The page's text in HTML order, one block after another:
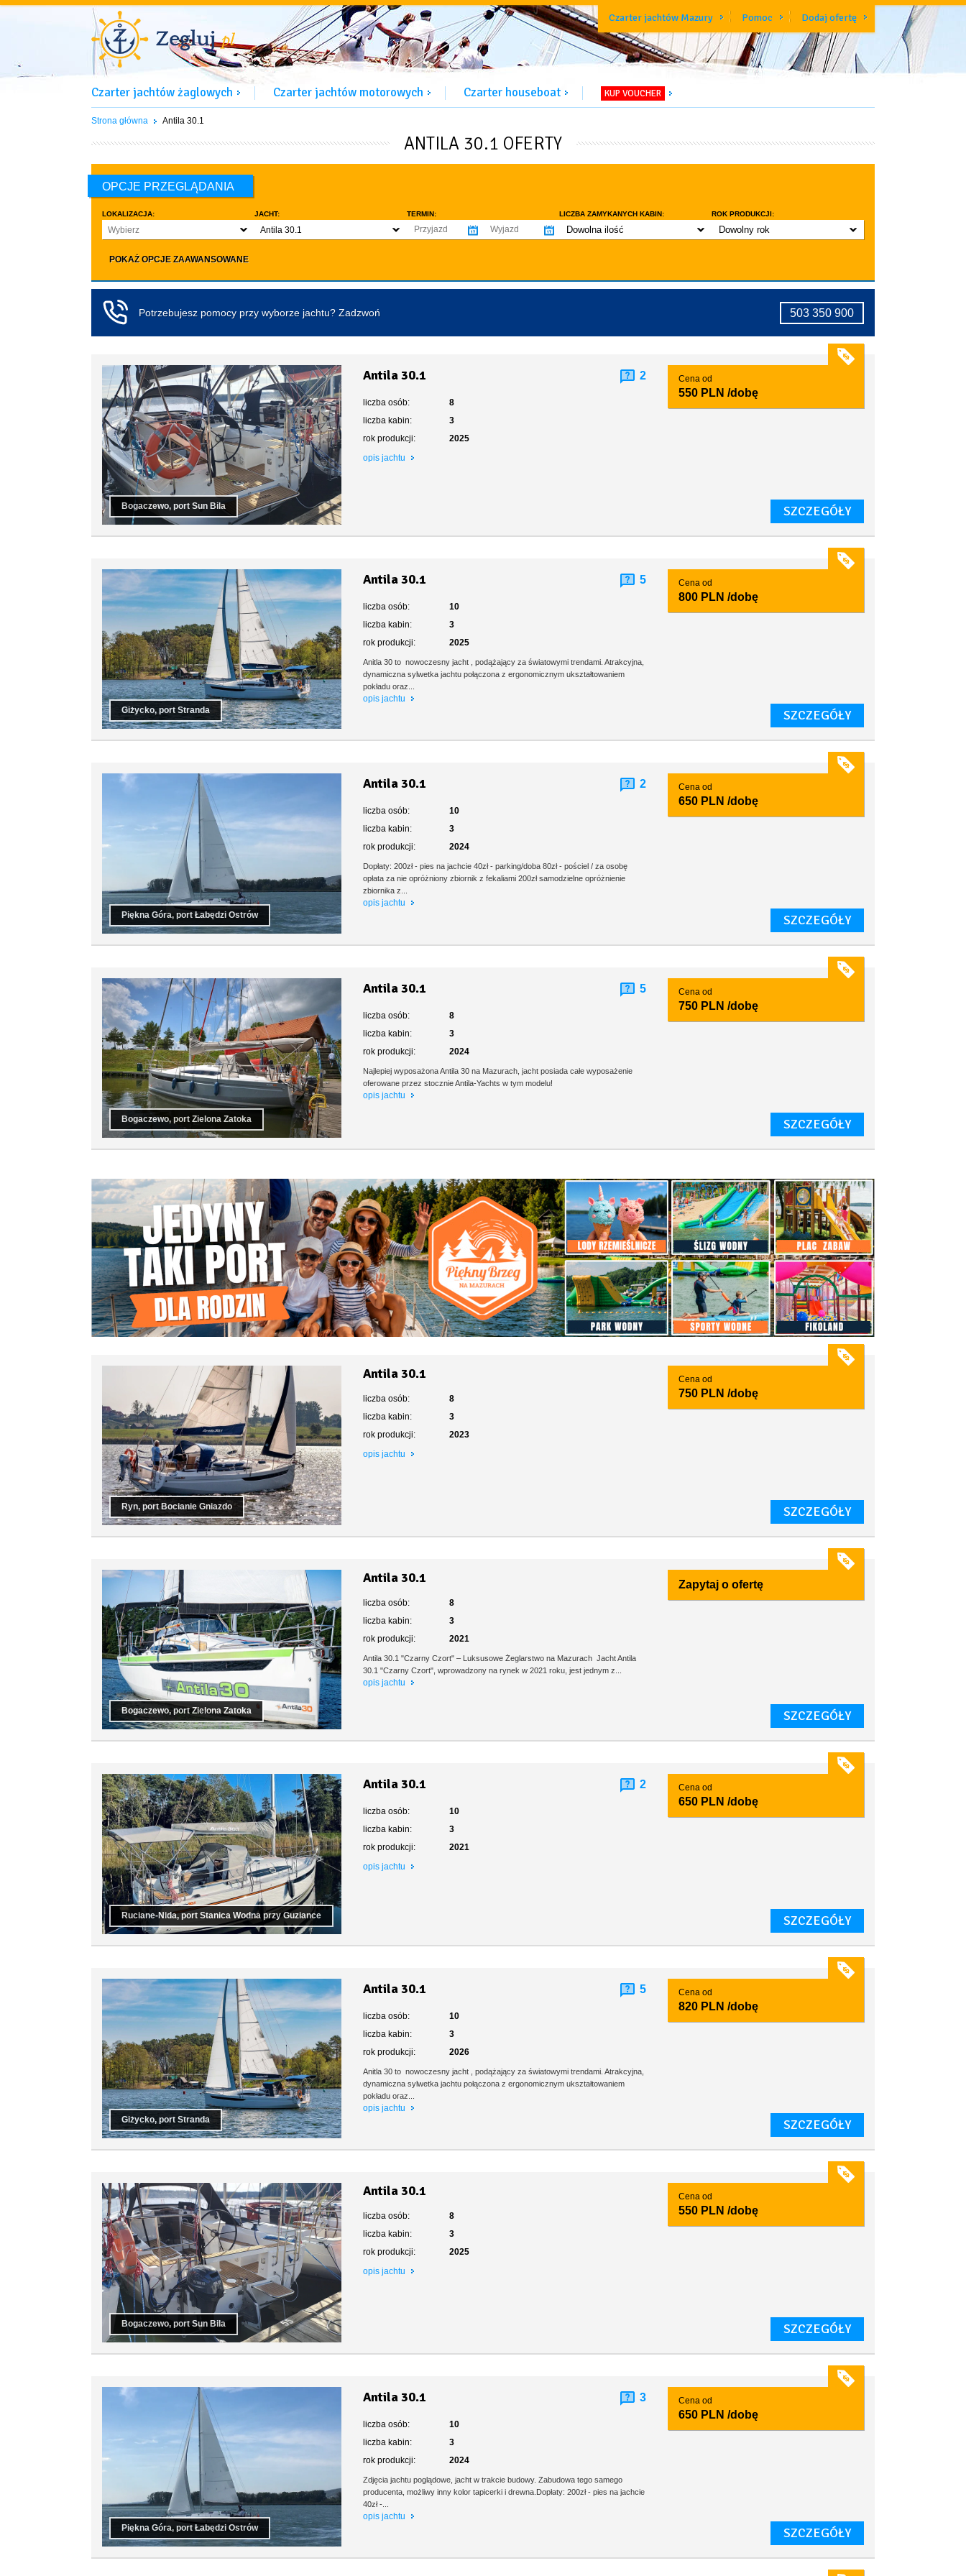
Czarter jachtów Mazury Pomoc Dodaj ofertę
Czarter jachtów żaglowych Czarter jachtów motorowych Czarter houseboat KUP VOUCHER
Strona główna Antila 30.1
ANTILA 30.1 OFERTY
OPCJE PRZEGLĄDANIA
LOKALIZACJA:
Wybierz
JACHT:
Antila 30.1
TERMIN: LICZBA ZAMYKANYCH KABIN:
Dowolna ilość
co najmniej 3
ROK PRODUKCJI:
Dowolny rok
do 10 lat
LICZBA OSÓB:
co najmniej 4
co najmniej 5
co najmniej 6
co najmniej 7
co najmniej 9
co najmniej 10
Czarter bez patentu / licencji
Koło sterowe
Lodówka
Flybridge
POKAŻ OPCJE ZAAWANSOWANE
Potrzebujesz pomocy przy wyborze jachtu? Zadzwoń 503 350 900
Bogaczewo, port Sun Bila
Antila 30.1 2
liczba osób:
8
liczba kabin:
3
rok produkcji:
2025
opis jachtu
Cena od
550 PLN /dobę
SZCZEGÓŁY
Giżycko, port Stranda
Antila 30.1 5
liczba osób:
10
liczba kabin:
3
rok produkcji:
2025
Anitla 30 to nowoczesny jacht , podążający za światowymi trendami. Atrakcyjna,
dynamiczna sylwetka jachtu połączona z ergonomicznym ukształtowaniem
pokładu oraz...
opis jachtu
Cena od
800 PLN /dobę
SZCZEGÓŁY
Piękna Góra, port Łabędzi Ostrów
Antila 30.1 2
liczba osób:
10
liczba kabin:
3
rok produkcji:
2024
Dopłaty: 200zł - pies na jachcie 40zł - parking/doba 80zł - pościel / za osobę
opłata za nie opróżniony zbiornik z fekaliami 200zł samodzielne opróżnienie
zbiornika z...
opis jachtu
Cena od
650 PLN /dobę
SZCZEGÓŁY
Bogaczewo, port Zielona Zatoka
Antila 30.1 5
liczba osób:
8
liczba kabin:
3
rok produkcji:
2024
Najlepiej wyposażona Antila 30 na Mazurach, jacht posiada całe wyposażenie
oferowane przez stocznie Antila-Yachts w tym modelu!
opis jachtu
Cena od
750 PLN /dobę
SZCZEGÓŁY
Ryn, port Bocianie Gniazdo
Antila 30.1
liczba osób:
8
liczba kabin:
3
rok produkcji:
2023
opis jachtu
Cena od
750 PLN /dobę
SZCZEGÓŁY
Bogaczewo, port Zielona Zatoka
Antila 30.1
liczba osób:
8
liczba kabin:
3
rok produkcji:
2021
Antila 30.1 "Czarny Czort" – Luksusowe Żeglarstwo na Mazurach Jacht Antila
30.1 "Czarny Czort", wprowadzony na rynek w 2021 roku, jest jednym z...
opis jachtu
Zapytaj o ofertę
SZCZEGÓŁY
Ruciane-Nida, port Stanica Wodna przy Guziance
Antila 30.1 2
liczba osób:
10
liczba kabin:
3
rok produkcji:
2021
opis jachtu
Cena od
650 PLN /dobę
SZCZEGÓŁY
Giżycko, port Stranda
Antila 30.1 5
liczba osób:
10
liczba kabin:
3
rok produkcji:
2026
Anitla 30 to nowoczesny jacht , podążający za światowymi trendami. Atrakcyjna,
dynamiczna sylwetka jachtu połączona z ergonomicznym ukształtowaniem
pokładu oraz...
opis jachtu
Cena od
820 PLN /dobę
SZCZEGÓŁY
Bogaczewo, port Sun Bila
Antila 30.1
liczba osób:
8
liczba kabin:
3
rok produkcji:
2025
opis jachtu
Cena od
550 PLN /dobę
SZCZEGÓŁY
Piękna Góra, port Łabędzi Ostrów
Antila 30.1 3
liczba osób:
10
liczba kabin:
3
rok produkcji:
2024
Zdjęcia jachtu poglądowe, jacht w trakcie budowy. Zabudowa tego samego
producenta, możliwy inny kolor tapicerki i drewna.Dopłaty: 200zł - pies na jachcie
40zł -...
opis jachtu
Cena od
650 PLN /dobę
SZCZEGÓŁY